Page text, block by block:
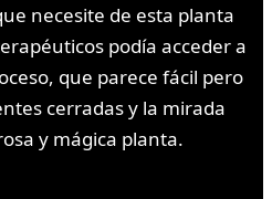
necesite de esta planta
podía acceder a
que parece fácil pero
cerradas y la mirada
y mágica planta.